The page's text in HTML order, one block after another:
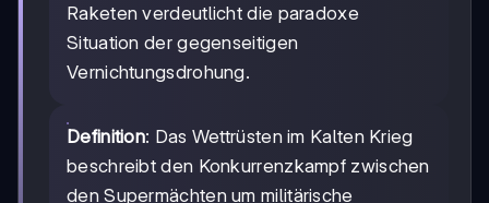
Raketen verdeutlicht die paradoxe
Situation der gegenseitigen
Vernichtungsdrohung.
Definition: Das Wettrüsten im Kalten Krieg
beschreibt den Konkurrenzkampf zwischen
den Supermächten um militärische